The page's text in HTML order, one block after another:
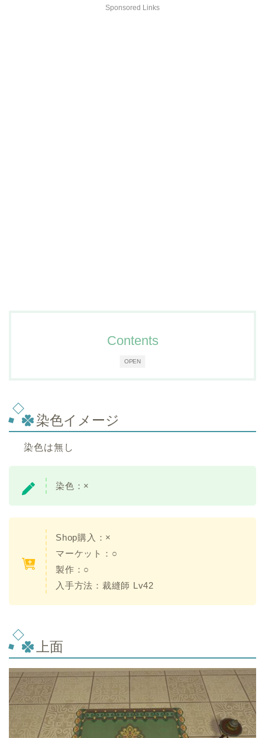
Sponsored Links
OPEN
Contents
染色イメージ
染色は無し
染色： ×
Shop購入： ×
マーケット：○
製作：○
入手方法： 裁縫師 Lv42
上面